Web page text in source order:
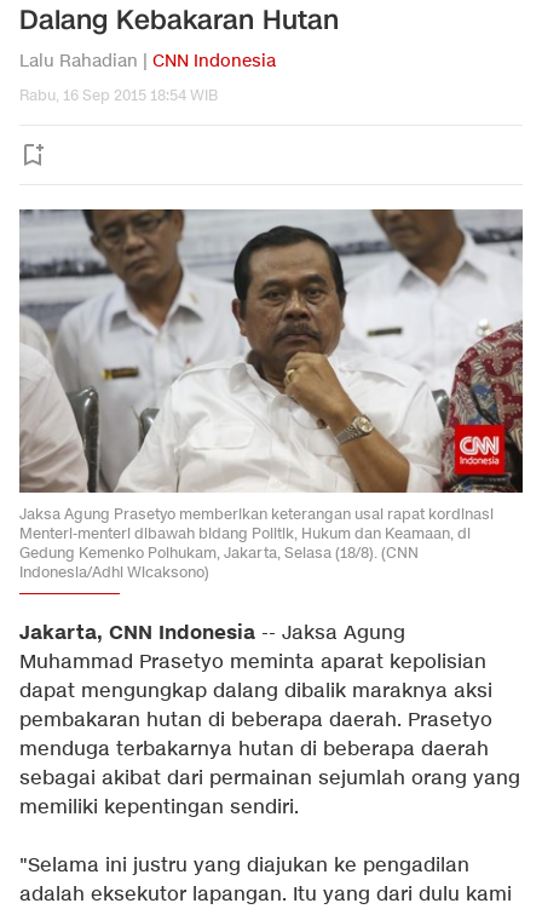
Dalang Kebakaran Hutan
Lalu Rahadian | CNN Indonesia
Rabu, 16 Sep 2015 18:54 WIB
Jaksa Agung Prasetyo memberikan keterangan usai rapat kordinasi
Menteri-menteri dibawah bidang Politik, Hukum dan Keamaan, di
Gedung Kemenko Polhukam, Jakarta, Selasa (18/8). (CNN
Indonesia/Adhi Wicaksono)
Jakarta, CNN Indonesia -- Jaksa Agung
Muhammad Prasetyo meminta aparat kepolisian
dapat mengungkap dalang dibalik maraknya aksi
pembakaran hutan di beberapa daerah. Prasetyo
menduga terbakarnya hutan di beberapa daerah
sebagai akibat dari permainan sejumlah orang yang
memiliki kepentingan sendiri.
"Selama ini justru yang diajukan ke pengadilan
adalah eksekutor lapangan. Itu yang dari dulu kami